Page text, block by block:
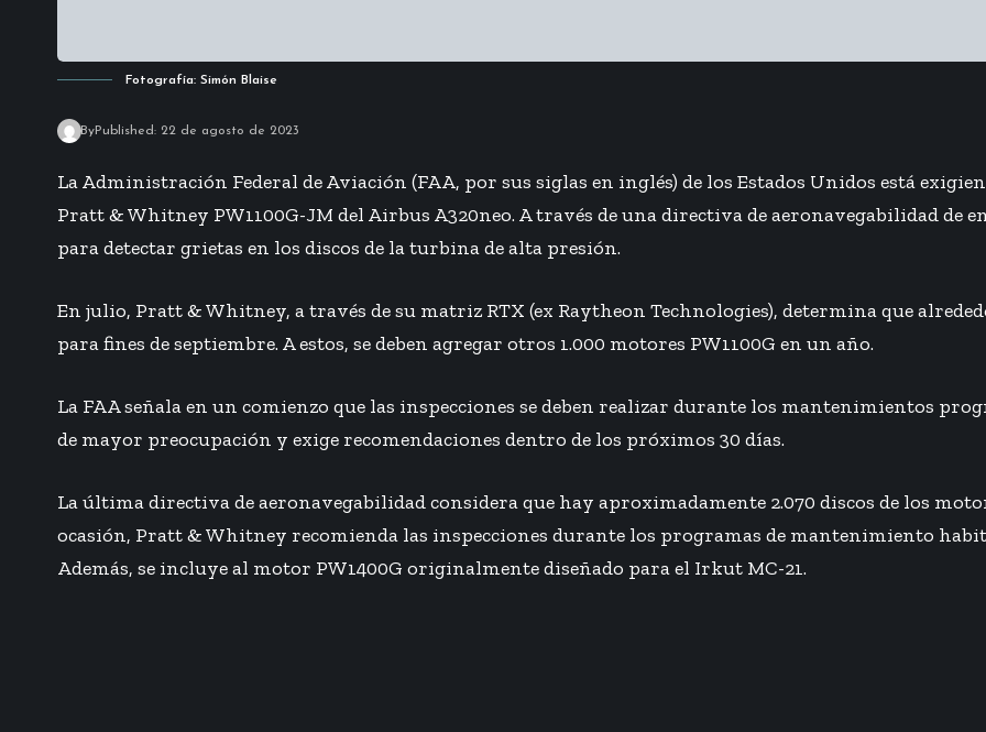
Fotografía: Simón Blaise
ByPublished: 22 de agosto de 2023
La Administración Federal de Aviación (FAA, por sus siglas en inglés) de los Estados Unidos está
Pratt & Whitney PW1100G-JM del Airbus A320neo. A través de una directiva de aeronavegabilidad de
para detectar grietas en los discos de la turbina de alta presión.
En julio, Pratt & Whitney, a través de su matriz RTX (ex Raytheon Technologies), determina que
para fines de septiembre. A estos, se deben agregar otros 1.000 motores PW1100G en un año.
La FAA señala en un comienzo que las inspecciones se deben realizar durante los mantenimientos
de mayor preocupación y exige recomendaciones dentro de los próximos 30 días.
La última directiva de aeronavegabilidad considera que hay aproximadamente 2.070 discos de los
ocasión, Pratt & Whitney recomienda las inspecciones durante los programas de mantenimiento
Además, se incluye al motor PW1400G originalmente diseñado para el Irkut MC-21.